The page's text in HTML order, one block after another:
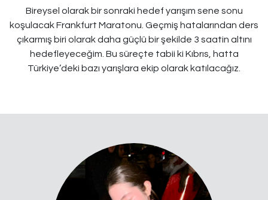
Bireysel olarak bir sonraki hedef yarışım sene sonu
koşulacak Frankfurt Maratonu. Geçmiş hatalarından ders
çıkarmış biri olarak daha güçlü bir şekilde 3 saatin altını
hedefleyeceğim. Bu süreçte tabii ki Kıbrıs, hatta
Türkiye’deki bazı yarışlara ekip olarak katılacağız.